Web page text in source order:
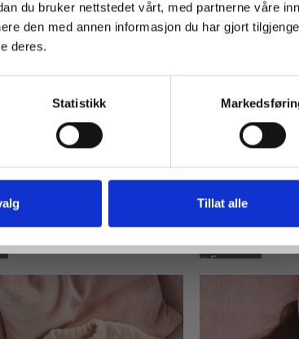
du bruker nettstedet vårt, med partnerne våre
den med annen informasjon du har gjort
deres.
Statistikk
Tillat alle
med trumpetermer,
Vollan
Sandnes Garn
LES MER